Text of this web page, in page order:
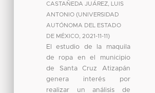
CASTAÑEDA JUÁREZ, LUIS
ANTONIO (UNIVERSIDAD
AUTÓNOMA DEL ESTADO
DE MÉXICO, 2021-11-11)
El estudio de la maquila
de ropa en el municipio
de Santa Cruz Atizapán
genera interés por
realizar un análisis de